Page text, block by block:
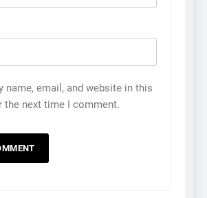
name, email, and website in this
the next time I comment.